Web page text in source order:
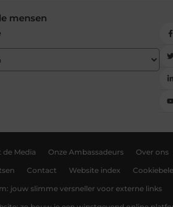
mensen
de Media Onze Ambassadeurs Over ons
Contact Website index
jouw slimme versneller voor externe links